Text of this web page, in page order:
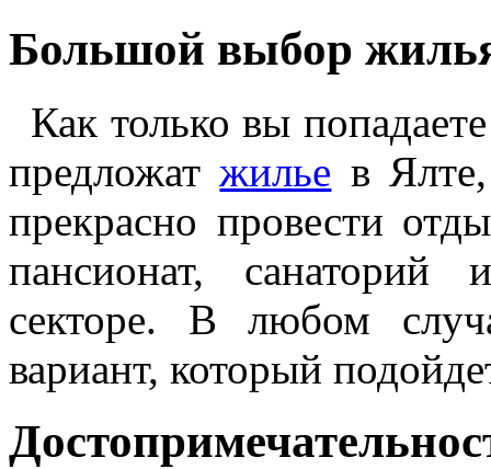
Большой выбор
Как только вы
предложатжилье в
прекрасно провести
пансионат, санаторий
секторе. В любом
вариант, который